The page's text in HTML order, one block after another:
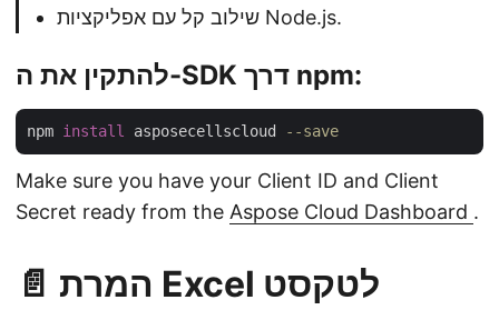
שילוב קל עם אפליקציות Node.js.
להתקין את ה-SDK דרך npm:
npm install asposecellscloud --save
Make sure you have your Client ID and Client
Secret ready from the Aspose Cloud Dashboard .
📄 המרת Excel לטקסט